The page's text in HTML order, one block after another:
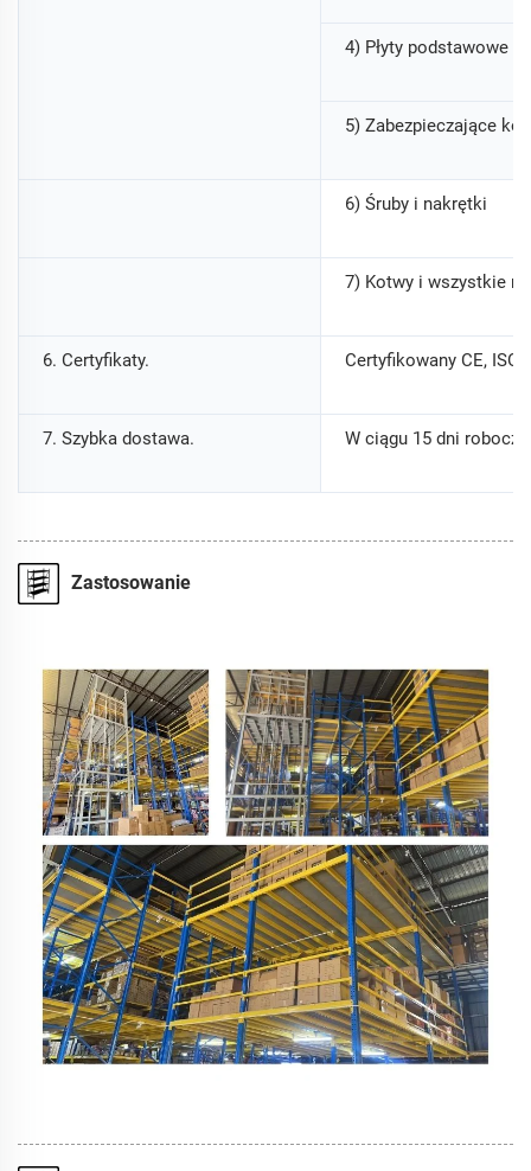
4) Płyty podstawowe
5) Zabezpieczające
6) Śruby i nakrętki
7) Kotwy i wszystkie
6. Certyfikaty. Certyfikowany CE,
7. Szybka dostawa. W ciągu 15 dni
Zastosowanie